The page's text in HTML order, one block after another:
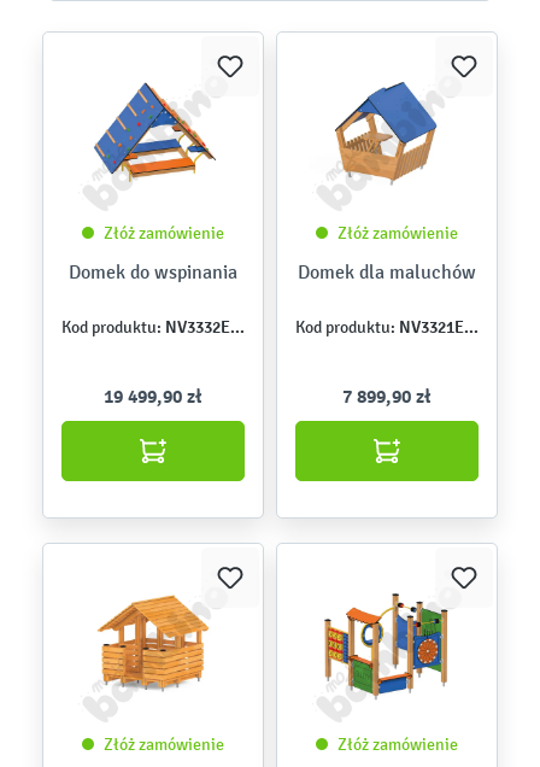
Złóż zamówienie
Domek do wspinania
Kod produktu: NV3332EPZ
19 499,90 zł
Złóż zamówienie
Domek dla maluchów
Kod produktu: NV3321EPZ
7 899,90 zł
Złóż zamówienie Złóż zamówienie